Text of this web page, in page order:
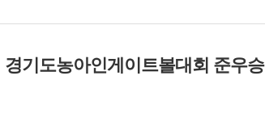
기도농아인게이트볼대회 준우승